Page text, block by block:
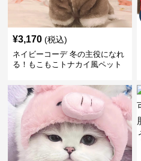
¥3,170 (税込)
ネイビーコーデ 冬の主役になれ
る！もこもこトナカイ風ペット